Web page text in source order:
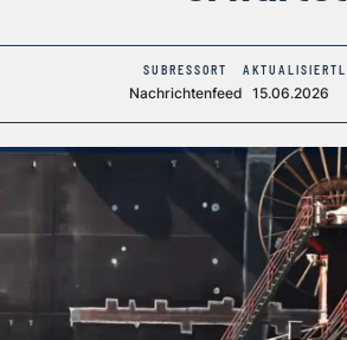
SUBRESSORT
Nachrichtenfeed
AKTUALISIERT
15.06.2026